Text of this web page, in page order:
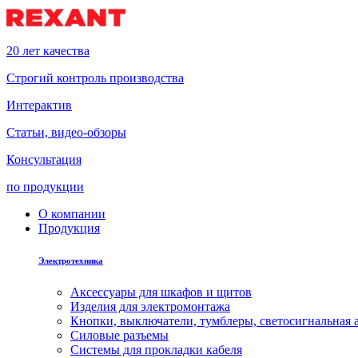
20 лет качества
Строгий контроль производства
Интерактив
Статьи, видео-обзоры
Консультация
по продукции
О компании
Продукция
Электротехника
Аксессуары для шкафов и щитов
Изделия для электромонтажа
Кнопки, выключатели, тумблеры, светосигнальная
Силовые разъемы
Системы для прокладки кабеля